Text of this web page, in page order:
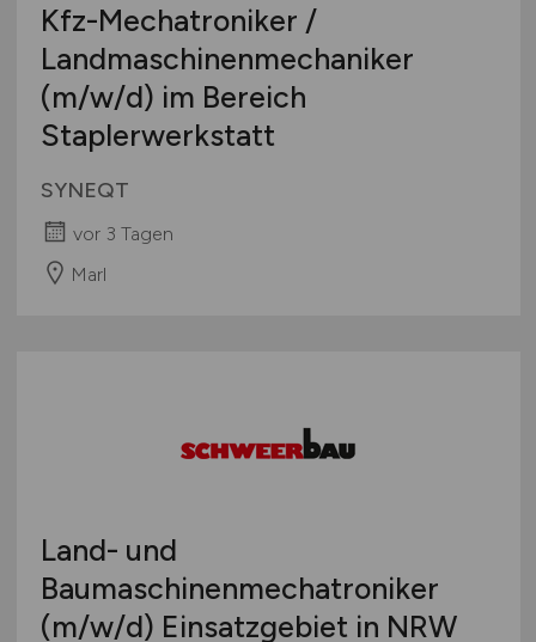
Kfz-Mechatroniker /
Landmaschinenmechaniker
(m/w/d) im Bereich
Staplerwerkstatt
SYNEQT
vor 3 Tagen
Marl
Land- und
Baumaschinenmechatroniker
(m/w/d) Einsatzgebiet in NRW